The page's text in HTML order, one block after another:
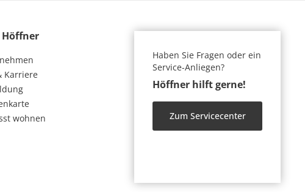
Höffner
Karriere
wohnen
Haben Sie Fragen oder ein
Service-Anliegen?
Höffner hilft gerne!
Zum Servicecenter